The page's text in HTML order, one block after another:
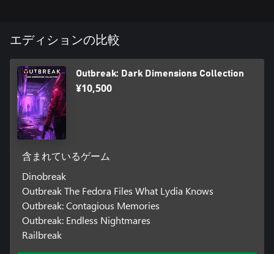
エディションの比較
Outbreak: Dark Dimensions Collection
¥10,500
含まれているゲーム
Dinobreak
Outbreak The Fedora Files What Lydia Knows
Outbreak: Contagious Memories
Outbreak: Endless Nightmares
Railbreak